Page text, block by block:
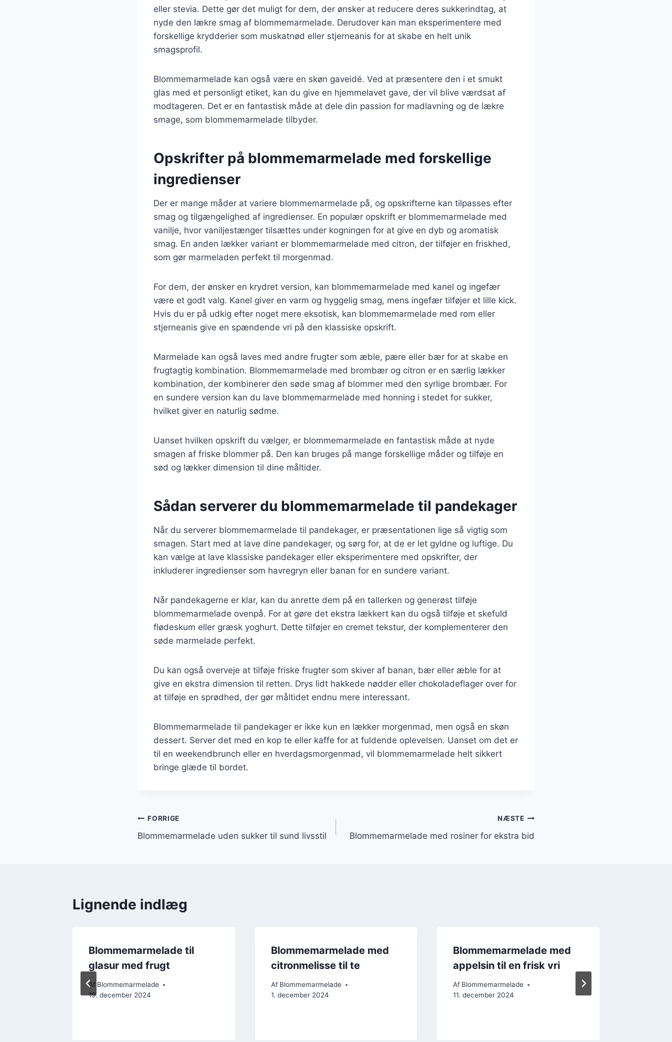
eller stevia. Dette gør det muligt for dem, der ønsker at reducere deres sukkerindtag, at
nyde den lækre smag af blommemarmelade. Derudover kan man eksperimentere med
forskellige krydderier som muskatnød eller stjerneanis for at skabe en helt unik
smagsprofil.
Blommemarmelade kan også være en skøn gaveidé. Ved at præsentere den i et smukt
glas med et personligt etiket, kan du give en hjemmelavet gave, der vil blive værdsat af
modtageren. Det er en fantastisk måde at dele din passion for madlavning og de lækre
smage, som blommemarmelade tilbyder.
Opskrifter på blommemarmelade med forskellige
ingredienser
Der er mange måder at variere blommemarmelade på, og opskrifterne kan tilpasses efter
smag og tilgængelighed af ingredienser. En populær opskrift er blommemarmelade med
vanilje, hvor vaniljestænger tilsættes under kogningen for at give en dyb og aromatisk
smag. En anden lækker variant er blommemarmelade med citron, der tilføjer en friskhed,
som gør marmeladen perfekt til morgenmad.
For dem, der ønsker en krydret version, kan blommemarmelade med kanel og ingefær
være et godt valg. Kanel giver en varm og hyggelig smag, mens ingefær tilføjer et lille kick.
Hvis du er på udkig efter noget mere eksotisk, kan blommemarmelade med rom eller
stjerneanis give en spændende vri på den klassiske opskrift.
Marmelade kan også laves med andre frugter som æble, pære eller bær for at skabe en
frugtagtig kombination. Blommemarmelade med brombær og citron er en særlig lækker
kombination, der kombinerer den søde smag af blommer med den syrlige brombær. For
en sundere version kan du lave blommemarmelade med honning i stedet for sukker,
hvilket giver en naturlig sødme.
Uanset hvilken opskrift du vælger, er blommemarmelade en fantastisk måde at nyde
smagen af friske blommer på. Den kan bruges på mange forskellige måder og tilføje en
sød og lækker dimension til dine måltider.
Sådan serverer du blommemarmelade til pandekager
Når du serverer blommemarmelade til pandekager, er præsentationen lige så vigtig som
smagen. Start med at lave dine pandekager, og sørg for, at de er let gyldne og luftige. Du
kan vælge at lave klassiske pandekager eller eksperimentere med opskrifter, der
inkluderer ingredienser som havregryn eller banan for en sundere variant.
Når pandekagerne er klar, kan du anrette dem på en tallerken og generøst tilføje
blommemarmelade ovenpå. For at gøre det ekstra lækkert kan du også tilføje et skefuld
flødeskum eller græsk yoghurt. Dette tilføjer en cremet tekstur, der komplementerer den
søde marmelade perfekt.
Du kan også overveje at tilføje friske frugter som skiver af banan, bær eller æble for at
give en ekstra dimension til retten. Drys lidt hakkede nødder eller chokoladeflager over for
at tilføje en sprødhed, der gør måltidet endnu mere interessant.
Blommemarmelade til pandekager er ikke kun en lækker morgenmad, men også en skøn
dessert. Server det med en kop te eller kaffe for at fuldende oplevelsen. Uanset om det er
til en weekendbrunch eller en hverdagsmorgenmad, vil blommemarmelade helt sikkert
bringe glæde til bordet.
Indlægsnavigation
FORRIGE
Blommemarmelade uden sukker til sund livsstil
NÆSTE
Blommemarmelade med rosiner for ekstra bid
Lignende indlæg
Blommemarmelade til
glasur med frugt
Af Blommemarmelade
19. december 2024
Blommemarmelade med
citronmelisse til te
Af Blommemarmelade
1. december 2024
Blommemarmelade med
appelsin til en frisk vri
Af Blommemarmelade
11. december 2024